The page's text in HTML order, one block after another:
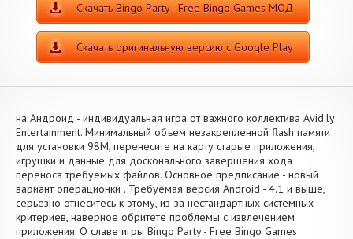
Скачать Bingo Party - Free Bingo Games МОД
Скачать оригинальную версию с Google Play
на Андроид - индивидуальная игра от важного коллектива Avid.ly
Entertainment. Минимальный объем незакрепленной flash памяти
для установки 98M, перенесите на карту старые приложения,
игрушки и данные для досконального завершения хода
переноса требуемых файлов. Основное предписание - новый
вариант операционки . Требуемая версия Android - 4.1 и выше,
серьезно отнеситесь к этому, из-за нестандартных системных
критериев, наверное обритете проблемы с извлечением
приложения. О славе игры Bingo Party - Free Bingo Games